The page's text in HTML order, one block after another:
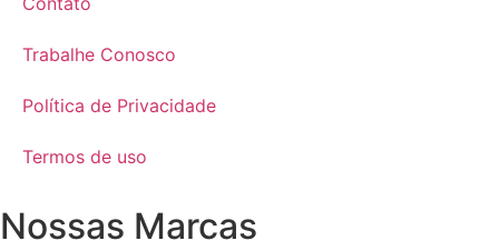
Trabalhe Conosco
Política de Privacidade
Termos de uso
Nossas Marcas